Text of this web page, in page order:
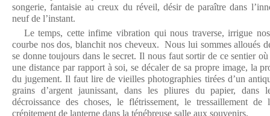
songerie, fantaisie au creux du réveil, désir de paraître dans
neuf de l’instant.
Le temps, cette infime vibration qui nous traverse, irrigue nos
courbe nos dos, blanchit nos cheveux. Nous lui sommes alloués
se donne toujours dans le secret. Il nous faut sortir de ce sentier
une distance par rapport à soi, se décaler de sa propre image, la
du jugement. Il faut lire de vieilles photographies tirées d’un
grains d’argent jaunissant, dans les pliures du papier, dans
décroissance des choses, le flétrissement, le tressaillement de
crépitement de lanterne dans la ténébreuse salle aux souvenirs.